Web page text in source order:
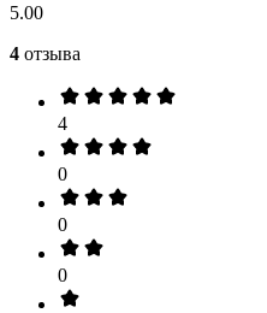
5.00
4 отзыва
4
0
0
0